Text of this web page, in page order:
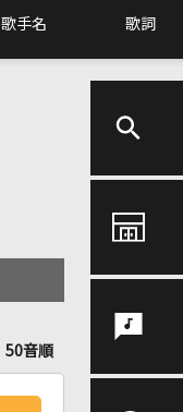
歌手名 歌詞
50音順